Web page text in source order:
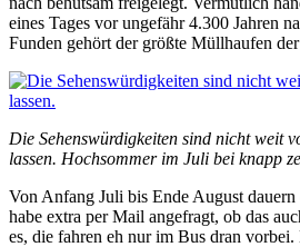
eines Tages vor ungefähr 4.300 Jahren
Funden gehört der größte Müllhaufen
Die Sehenswürdigkeiten sind nicht weit
lassen. Hochsommer im Juli bei knapp
Von Anfang Juli bis Ende August
habe extra per Mail angefragt, ob das
es, die fahren eh nur im Bus dran